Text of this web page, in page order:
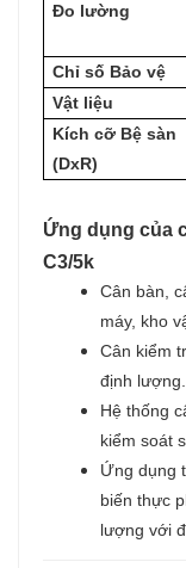
Đo lường
Chỉ số Bảo vệ
Vật liệu
Kích cỡ Bệ sàn
(DxR)
Ứng dụng của
C3/5k
Cân bàn,
máy, kho
Cân kiểm
định lượng.
Hệ thống
kiểm soát
Ứng dụng
biến thực
lượng với